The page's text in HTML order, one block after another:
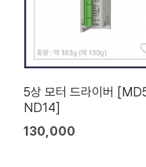
5상 모터 드라이버
ND14]
130,000